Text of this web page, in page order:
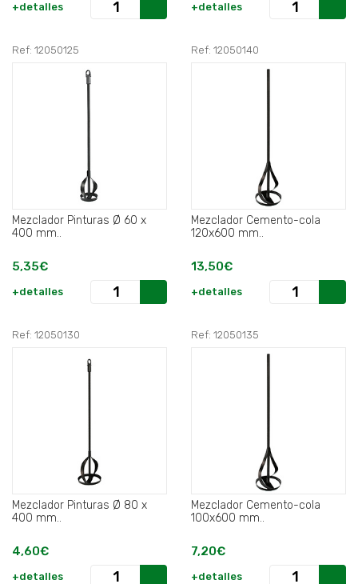
+detalles +detalles
Ref: 12050125
Mezclador Pinturas Ø 60 x
400 mm..
5,35€
+detalles
Ref: 12050140
Mezclador Cemento-cola
120x600 mm..
13,50€
+detalles
Ref: 12050130
Mezclador Pinturas Ø 80 x
400 mm..
4,60€
+detalles
Ref: 12050135
Mezclador Cemento-cola
100x600 mm..
7,20€
+detalles